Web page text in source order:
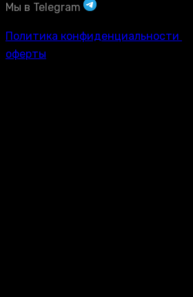
Мы в Telegram
Политика конфиденциальности
оферты